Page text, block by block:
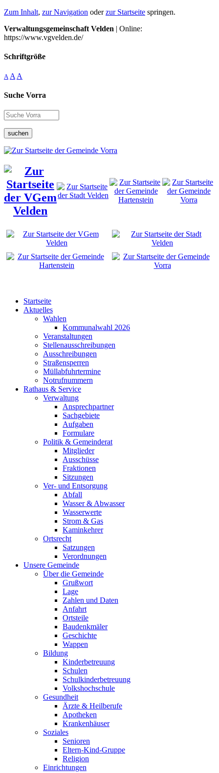
Zum Inhalt, zur Navigation oderzur Startseite springen.
Verwaltungsgemeinschaft Velden | Online:
https://www.vgvelden.de/
Schriftgröße
A A A
Suche Vorra
suchen
Startseite
Aktuelles
Wahlen
Kommunalwahl 2026
Veranstaltungen
Stellenausschreibungen
Ausschreibungen
Straßensperren
Müllabfuhrtermine
Notrufnummern
Rathaus & Service
Verwaltung
Ansprechpartner
Sachgebiete
Aufgaben
Formulare
Politik & Gemeinderat
Mitglieder
Ausschüsse
Fraktionen
Sitzungen
Ver- und Entsorgung
Abfall
Wasser & Abwasser
Wasserwerte
Strom & Gas
Kaminkehrer
Ortsrecht
Satzungen
Verordnungen
Unsere Gemeinde
Über die Gemeinde
Grußwort
Lage
Zahlen und Daten
Anfahrt
Ortsteile
Baudenkmäler
Geschichte
Wappen
Bildung
Kinderbetreuung
Schulen
Schulkinderbetreuung
Volkshochschule
Gesundheit
Ärzte & Heilberufe
Apotheken
Krankenhäuser
Soziales
Senioren
Eltern-Kind-Gruppe
Religion
Einrichtungen